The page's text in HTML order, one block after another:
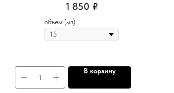
1 850 ₽
объем (мл)
В корзину